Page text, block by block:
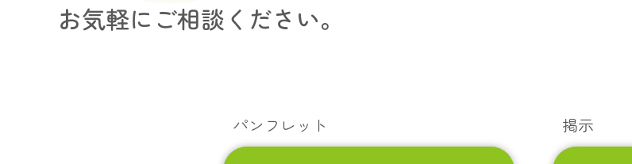
お気軽にご相談ください。
パンフレット 掲示